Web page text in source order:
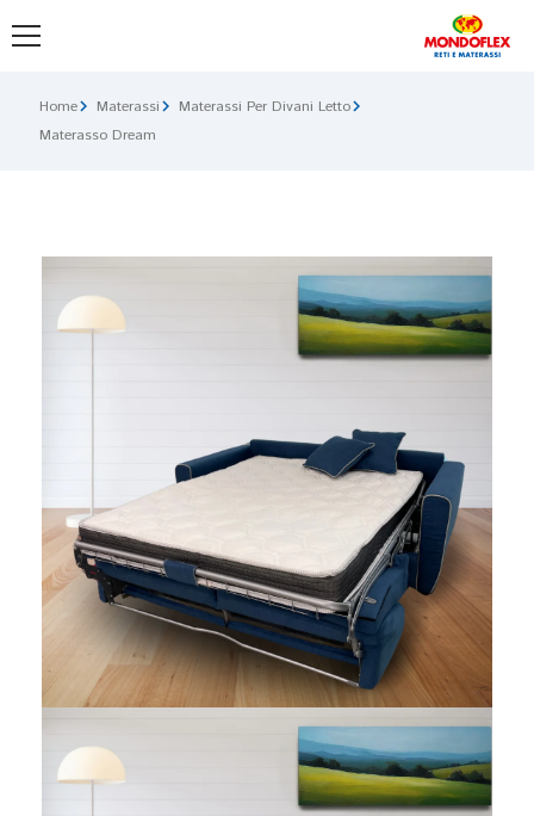
Homechevron_right Materassichevron_right Materassi Per Divani Lettochevron_right
Materasso Dream